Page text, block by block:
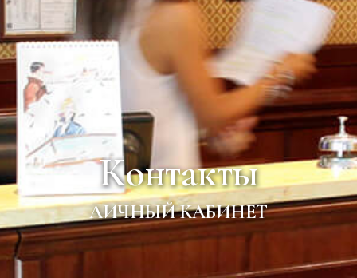
Контакты
ЛИЧНЫЙ КАБИНЕТ